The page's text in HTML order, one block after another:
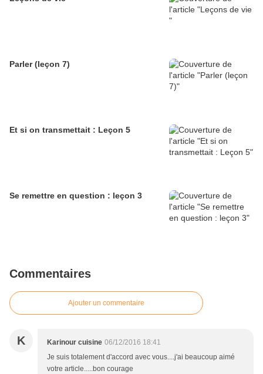
Parler (leçon 7)
Et si on transmettait : Leçon 5
Se remettre en question : leçon 3
Commentaires
Ajouter un commentaire
K Karinour cuisine 06/12/2016 18:41
Je suis totalement d'accord avec vous....j'ai beaucoup aimé
votre article.....bon courage